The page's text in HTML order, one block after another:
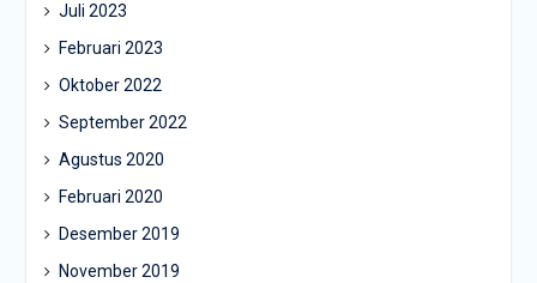
Juli 2023
Februari 2023
Oktober 2022
September 2022
Agustus 2020
Februari 2020
Desember 2019
November 2019